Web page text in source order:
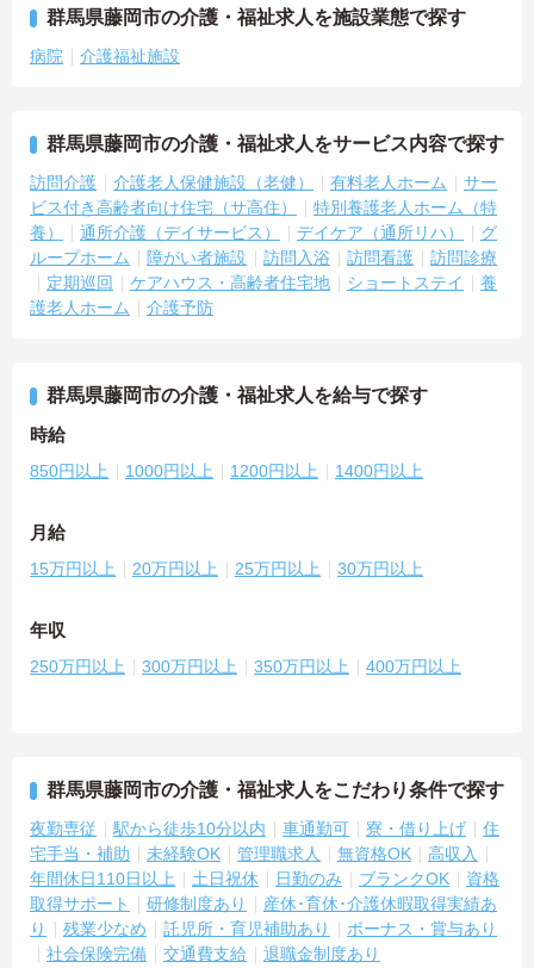
群馬県藤岡市の介護・福祉求人を施設業態で探す
病院 介護福祉施設
群馬県藤岡市の介護・福祉求人をサービス内容で探す
訪問介護 介護老人保健施設（老健） 有料老人ホーム
サー
ビス付き高齢者向け住宅（サ高住）
特別養護老人ホーム（特
養）
通所介護（デイサービス） デイケア（通所リハ）
グ
ループホーム
障がい者施設 訪問入浴 訪問看護
訪問診療
定期巡回
ケアハウス・高齢者住宅地 ショートステイ
養
護老人ホーム
介護予防
群馬県藤岡市の介護・福祉求人を給与で探す
時給
850円以上 1000円以上 1200円以上 1400円以上
月給
15万円以上 20万円以上 25万円以上 30万円以上
年収
250万円以上 300万円以上 350万円以上 400万円以上
群馬県藤岡市の介護・福祉求人をこだわり条件で探す
夜勤専従 駅から徒歩10分以内 車通勤可 寮・借り上げ
住
宅手当・補助
未経験OK 管理職求人 無資格OK
高収入
年間休日110日以上
土日祝休 日勤のみ ブランクOK
資格
取得サポート
研修制度あり
産休･育休･介護休暇取得実績あ
り
残業少なめ 託児所・育児補助あり
ボーナス・賞与あり
社会保険完備
交通費支給 退職金制度あり